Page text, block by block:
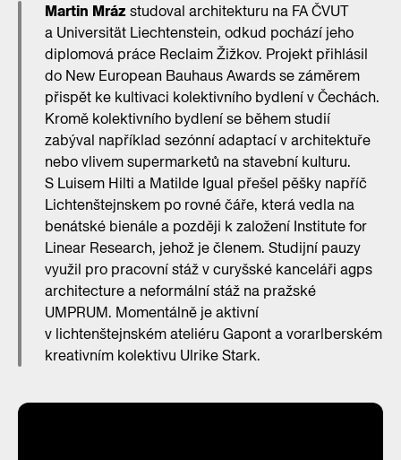
Martin Mrázstudoval architekturu na FA ČVUT
a Universität Liechtenstein, odkud pochází jeho
diplomová práce Reclaim Žižkov. Projekt přihlásil
do New European Bauhaus Awards se záměrem
přispět ke kultivaci kolektivního bydlení v Čechách.
Kromě kolektivního bydlení se během studií
zabýval například sezónní adaptací v architektuře
nebo vlivem supermarketů na stavební kulturu.
S Luisem Hilti a Matilde Igual přešel pěšky napříč
Lichtenštejnskem po rovné čáře, která vedla na
benátské bienále a později k založení Institute for
Linear Research, jehož je členem. Studijní pauzy
využil pro pracovní stáž v curyšské kanceláři agps
architecture a neformální stáž na pražské
UMPRUM. Momentálně je aktivní
v lichtenštejnském ateliéru Gapont a vorarlberském
kreativním kolektivu Ulrike Stark.